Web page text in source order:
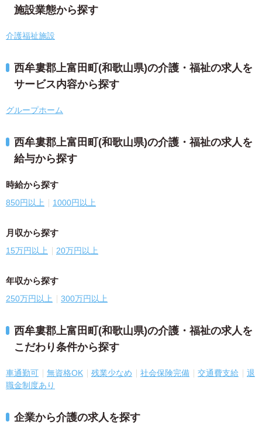
施設業態から探す
介護福祉施設
西牟婁郡上富田町(和歌山県)の介護・福祉の求人を
サービス内容から探す
グループホーム
西牟婁郡上富田町(和歌山県)の介護・福祉の求人を
給与から探す
時給から探す
850円以上 1000円以上
月収から探す
15万円以上 20万円以上
年収から探す
250万円以上 300万円以上
西牟婁郡上富田町(和歌山県)の介護・福祉の求人を
こだわり条件から探す
車通勤可 無資格OK 残業少なめ 社会保険完備 交通費支給
退
職金制度あり
企業から介護の求人を探す